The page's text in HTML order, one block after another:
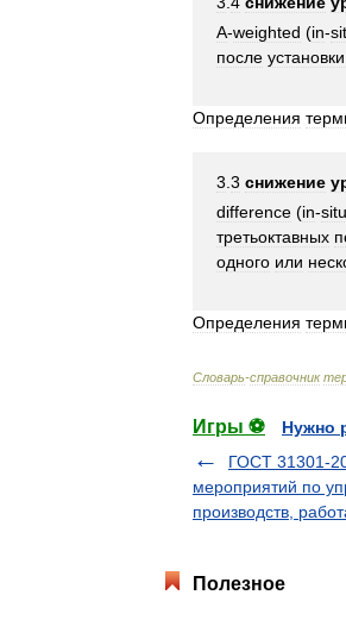
A-weighted (in-
после установки
Определения
3.3 снижение
difference (in-situ
третьоктавных
одного или
Определения
Словарь-справочник
Игры ⚽
Нужно
ГОСТ 31301-
мероприятий по
производств,
Полезное